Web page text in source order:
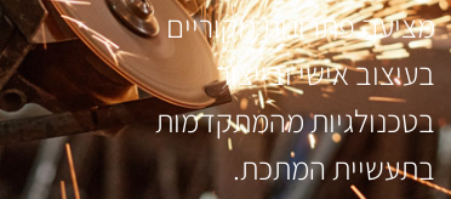
מציעה פתרונות מקוריים
בעיצוב אישי ובייצור
בטכנולגיות מהמתקדמות
בתעשיית המתכת.